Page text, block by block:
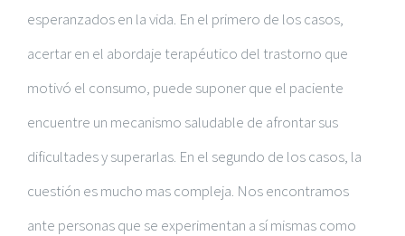
esperanzados en la vida. En el primero de los casos,
acertar en el abordaje terapéutico del trastorno que
motivó el consumo, puede suponer que el paciente
encuentre un mecanismo saludable de afrontar sus
dificultades y superarlas. En el segundo de los casos, la
cuestión es mucho mas compleja. Nos encontramos
ante personas que se experimentan a sí mismas como